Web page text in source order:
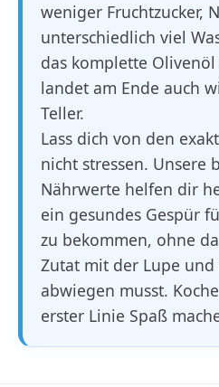
weniger Fruchtzucker,
unterschiedlich viel
das komplette
landet am Ende auch
Teller.
Lass dich von den
nicht stressen. Unsere
Nährwerte helfen dir
ein gesundes Gespür
zu bekommen, ohne
Zutat mit der Lupe und
abwiegen musst.
erster Linie Spaß